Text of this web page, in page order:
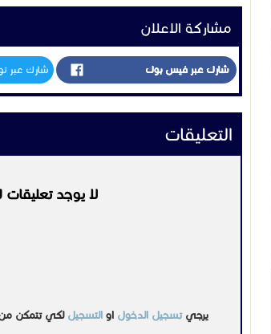
مشاركة الاعلان
شارك عبر فيس بوك شارك عبر
التعليقات
لا يوجد
يرجيتسجيل الدخول او التسجيل لكي تتمكن من